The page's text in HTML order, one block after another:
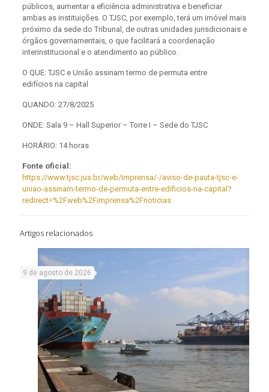
públicos, aumentar a eficiência administrativa e beneficiar
ambas as instituições. O TJSC, por exemplo, terá um imóvel mais
próximo da sede do Tribunal, de outras unidades jurisdicionais e
órgãos governamentais, o que facilitará a coordenação
interinstitucional e o atendimento ao público.
O QUE: TJSC e União assinam termo de permuta entre
edifícios na capital
QUANDO: 27/8/2025
ONDE: Sala 9 – Hall Superior – Torre I – Sede do TJSC
HORÁRIO: 14 horas
Fonte oficial:
https://www.tjsc.jus.br/web/imprensa/-/aviso-de-pauta-tjsc-e-
uniao-assinam-termo-de-permuta-entre-edificios-na-capital?
redirect=%2Fweb%2Fimprensa%2Fnoticias
Artigos relacionados
9 de agosto de 2026